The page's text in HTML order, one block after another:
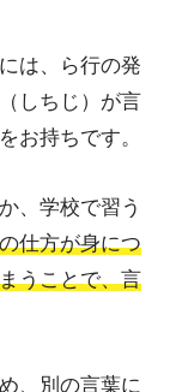
は、ら行の発
しちじ）が言
お持ちです。
、学校で習う
仕方が身につ
うことで、言
、別の言葉に